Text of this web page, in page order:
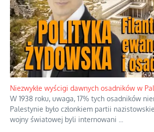
Szabla z kamieniem na czołgi
Startowaliśmy amatorami przeciwko już
armii weteranów, no i trzeba powiedzieć, że
pomysł...